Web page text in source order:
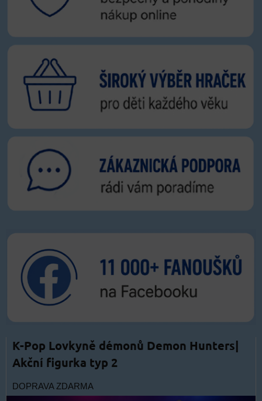
K-Pop Lovkyně démonů Demon Hunters|
Akční figurka typ 2
DOPRAVA ZDARMA